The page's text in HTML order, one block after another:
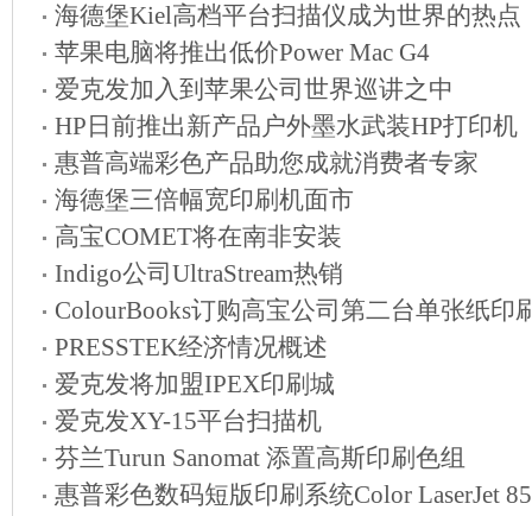
海德堡Kiel高档平台扫描仪成为世界的热点
苹果电脑将推出低价Power Mac G4
爱克发加入到苹果公司世界巡讲之中
HP日前推出新产品户外墨水武装HP打印机
惠普高端彩色产品助您成就消费者专家
海德堡三倍幅宽印刷机面市
高宝COMET将在南非安装
Indigo公司UltraStream热销
ColourBooks订购高宝公司第二台单张纸印
PRESSTEK经济情况概述
爱克发将加盟IPEX印刷城
爱克发XY-15平台扫描机
芬兰Turun Sanomat 添置高斯印刷色组
惠普彩色数码短版印刷系统Color LaserJet